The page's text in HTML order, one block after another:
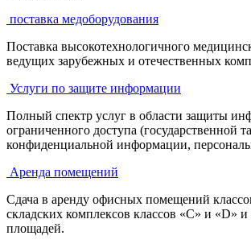
поставка медоборудования
Поставка высокотехнологичного
ведущих зарубежных и отечественных
Услуги по защите информации
Полный спектр услуг в области защиты
ограниченного доступа (государственной
конфиденциальной информации,
Аренда помещений
Сдача в аренду офисных помещений
складских комплексов классов «С» и «D»
площадей.